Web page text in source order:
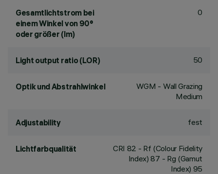
Gesamtlichtstrom bei
einem Winkel von 90°
oder größer (lm)
0
Light output ratio (LOR) 50
Optik und Abstrahlwinkel
WGM - Wall Grazing
Medium
Adjustability fest
Lichtfarbqualität CRI 82 - Rf (Colour Fidelity
Index) 87 - Rg (Gamut
Index) 95